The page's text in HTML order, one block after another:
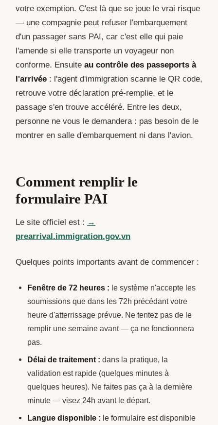
votre exemption. C'est là que se joue le vrai risque
— une compagnie peut refuser l'embarquement
d'un passager sans PAI, car c'est elle qui paie
l'amende si elle transporte un voyageur non
conforme. Ensuite au contrôle des passeports à
l'arrivée : l'agent d'immigration scanne le QR code,
retrouve votre déclaration pré-remplie, et le
passage s'en trouve accéléré. Entre les deux,
personne ne vous le demandera : pas besoin de le
montrer en salle d'embarquement ni dans l'avion.
Comment remplir le
formulaire PAI
Le site officiel est : →
prearrival.immigration.gov.vn
Quelques points importants avant de commencer :
Fenêtre de 72 heures : le système n'accepte les
soumissions que dans les 72h précédant votre
heure d'atterrissage prévue. Ne tentez pas de le
remplir une semaine avant — ça ne fonctionnera
pas.
Délai de traitement : dans la pratique, la
validation est rapide (quelques minutes à
quelques heures). Ne faites pas ça à la dernière
minute — visez 24h avant le départ.
Langue disponible : le formulaire est disponible